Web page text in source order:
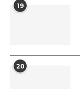
19
20